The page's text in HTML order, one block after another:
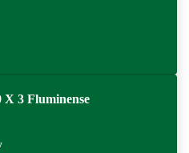
X 3 Fluminense